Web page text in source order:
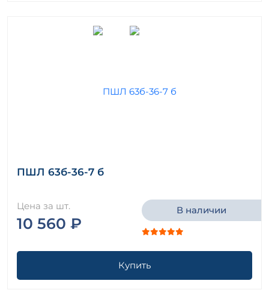
ПШЛ 63б-36-7 б
Цена за шт.
10 560 ₽
В наличии
Купить